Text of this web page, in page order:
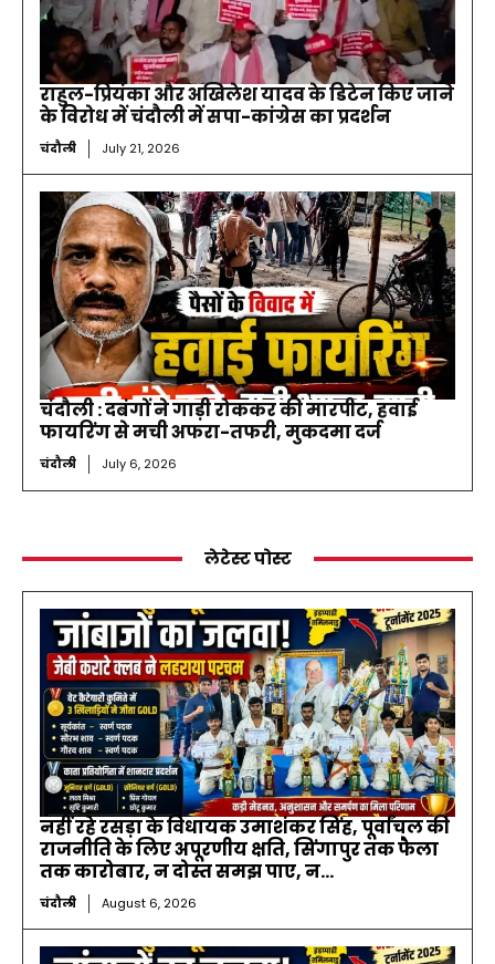
राहुल-प्रियंका और अखिलेश यादव के डिटेन किए जाने
के विरोध में चंदौली में सपा-कांग्रेस का प्रदर्शन
चंदौली July 21, 2026
चंदौली : दबंगों ने गाड़ी रोककर की मारपीट, हवाई
फायरिंग से मची अफरा-तफरी, मुकदमा दर्ज
चंदौली July 6, 2026
लेटेस्ट पोस्ट
नहीं रहे रसड़ा के विधायक उमाशंकर सिंह, पूर्वांचल की
राजनीति के लिए अपूरणीय क्षति, सिंगापुर तक फैला
तक कारोबार, न दोस्त समझ पाए, न...
चंदौली August 6, 2026